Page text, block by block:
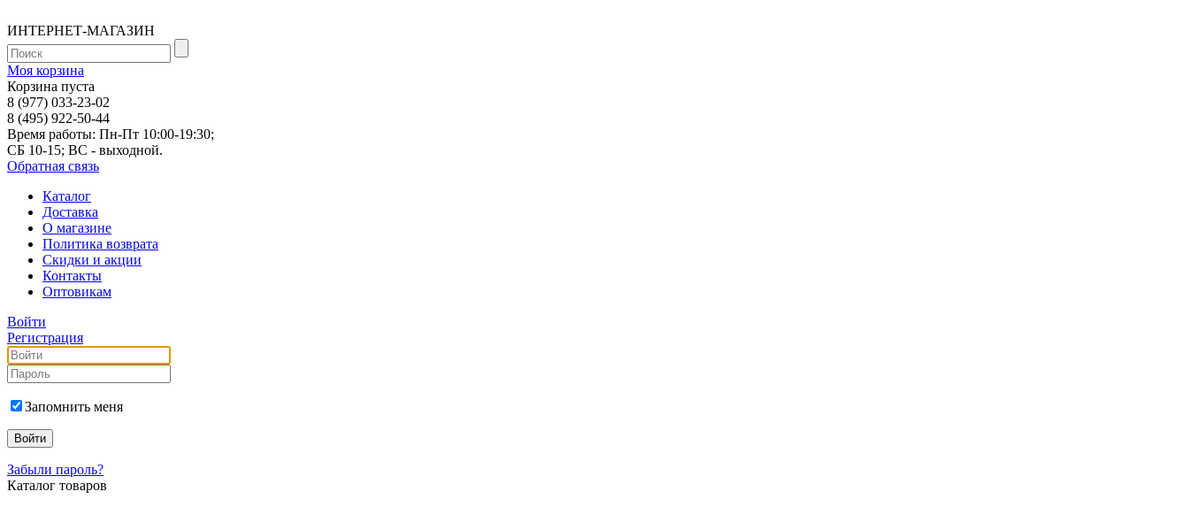
ИНТЕРНЕТ-МАГАЗИН
Моя корзина
Корзина пуста
8 (977) 033-23-02
8 (495) 922-50-44
Время работы: Пн-Пт 10:00-19:30;
СБ 10-15; ВС - выходной.
Обратная связь
Каталог
Доставка
О магазине
Политика возврата
Скидки и акции
Контакты
Оптовикам
Войти
Регистрация
Запомнить меня
Забыли пароль?
Каталог товаров